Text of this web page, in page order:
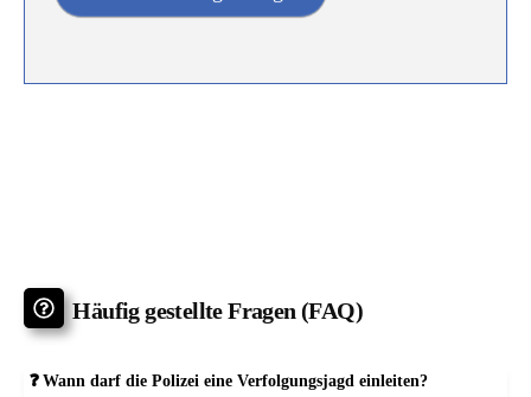
Häufig gestellte Fragen (FAQ)
Wann darf die Polizei eine Verfolgungsjagd einleiten?